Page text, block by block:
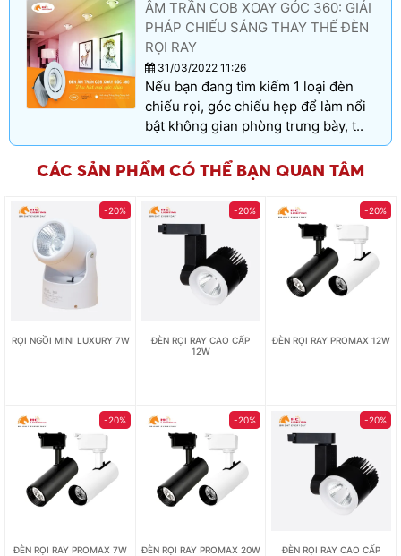
ÂM TRẦN COB XOAY GÓC 360: GIẢI
PHÁP CHIẾU SÁNG THAY THẾ ĐÈN
RỌI RAY
31/03/2022 11:26
Nếu bạn đang tìm kiếm 1 loại đèn
chiếu rọi, góc chiếu hẹp để làm nổi
bật không gian phòng trưng bày, t..
CÁC SẢN PHẨM CÓ THỂ BẠN QUAN TÂM
-20%
RỌI NGỒI MINI LUXURY 7W
-20%
ĐÈN RỌI RAY CAO CẤP
12W
-20%
ĐÈN RỌI RAY PROMAX 12W
-20%
ĐÈN RỌI RAY PROMAX 7W
-20%
ĐÈN RỌI RAY PROMAX 20W
-20%
ĐÈN RỌI RAY CAO CẤP